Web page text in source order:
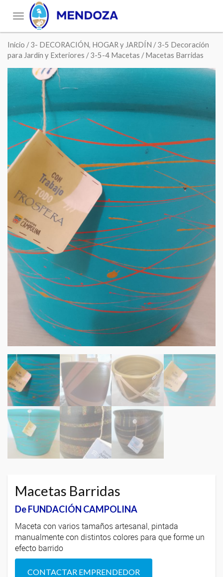
Toggle
navigation
Inicio /3- DECORACIÓN, HOGAR y JARDÍN /3-5 Decoración
para Jardín y Exteriores /3-5-4 Macetas / Macetas Barridas
Macetas Barridas
De FUNDACIÓN CAMPOLINA
Maceta con varios tamaños artesanal, pintada
manualmente con distintos colores para que forme un
efecto barrido
CONTACTAR EMPRENDEDOR